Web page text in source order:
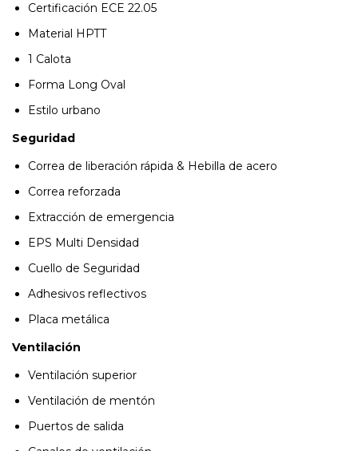
Certificación ECE 22.05
Material HPTT
1 Calota
Forma Long Oval
Estilo urbano
Seguridad
Correa de liberación rápida & Hebilla de acero
Correa reforzada
Extracción de emergencia
EPS Multi Densidad
Cuello de Seguridad
Adhesivos reflectivos
Placa metálica
Ventilación
Ventilación superior
Ventilación de mentón
Puertos de salida